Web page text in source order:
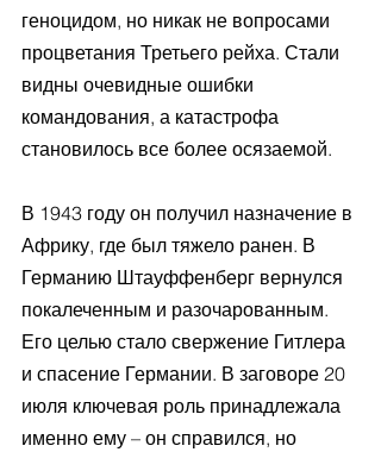
геноцидом, но никак не вопросами
процветания Третьего рейха. Стали
видны очевидные ошибки
командования, а катастрофа
становилось все более осязаемой.
В 1943 году он получил назначение в
Африку, где был тяжело ранен. В
Германию Штауффенберг вернулся
покалеченным и разочарованным.
Его целью стало свержение Гитлера
и спасение Германии. В заговоре 20
июля ключевая роль принадлежала
именно ему – он справился, но